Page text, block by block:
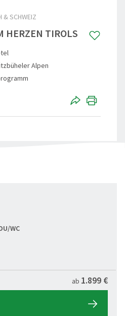
60plus
Clubreisen
& SCHWEIZ
HERZEN TIROLS
Alpen
WC
ab 1.899 €